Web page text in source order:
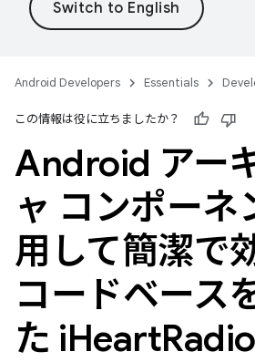
Android Developers Essentials
この情報は役に立ちましたか？
Android アー
ャ コンポーネ
用して簡潔で
コードベース
た iHeartRadio